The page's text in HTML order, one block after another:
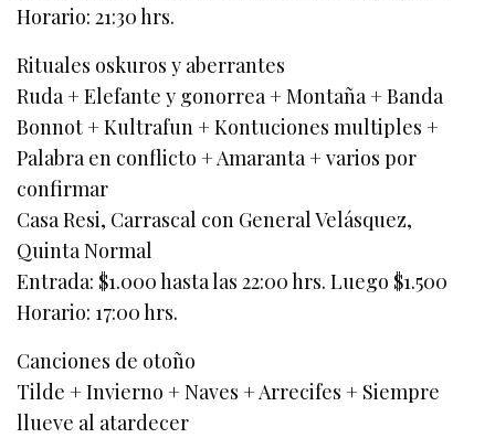
Horario: 21:30 hrs.
Rituales oskuros y aberrantes
Ruda + Elefante y gonorrea + Montaña + Banda
Bonnot + Kultrafun + Kontuciones multiples +
Palabra en conflicto + Amaranta + varios por
confirmar
Casa Resi, Carrascal con General Velásquez,
Quinta Normal
Entrada: $1.000 hasta las 22:00 hrs. Luego $1.500
Horario: 17:00 hrs.
Canciones de otoño
Tilde + Invierno + Naves + Arrecifes + Siempre
llueve al atardecer